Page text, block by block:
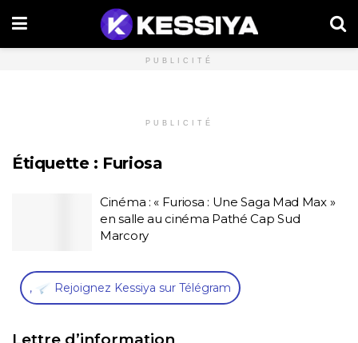
PUBLICITÉ
PUBLICITÉ
Étiquette : Furiosa
Cinéma : « Furiosa : Une Saga Mad Max »
en salle au cinéma Pathé Cap Sud
Marcory
, Rejoignez Kessiya sur Télégram
Lettre d’information